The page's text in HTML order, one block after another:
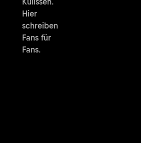
Hier
schreiben
Fans für
Fans.